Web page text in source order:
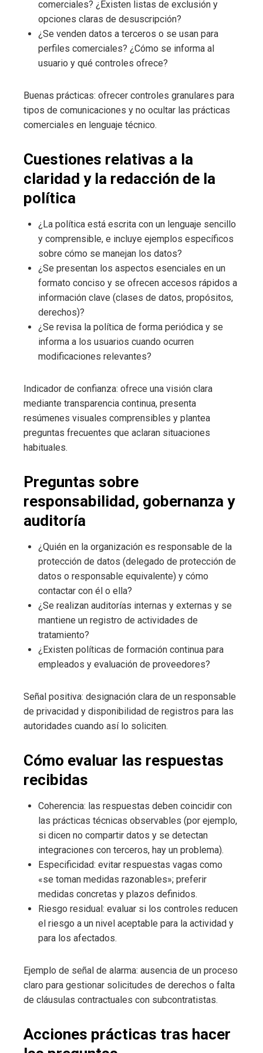
comerciales? ¿Existen listas de exclusión y
opciones claras de desuscripción?
¿Se venden datos a terceros o se usan para
perfiles comerciales? ¿Cómo se informa al
usuario y qué controles ofrece?
Buenas prácticas: ofrecer controles granulares para
tipos de comunicaciones y no ocultar las prácticas
comerciales en lenguaje técnico.
Cuestiones relativas a la
claridad y la redacción de la
política
¿La política está escrita con un lenguaje sencillo
y comprensible, e incluye ejemplos específicos
sobre cómo se manejan los datos?
¿Se presentan los aspectos esenciales en un
formato conciso y se ofrecen accesos rápidos a
información clave (clases de datos, propósitos,
derechos)?
¿Se revisa la política de forma periódica y se
informa a los usuarios cuando ocurren
modificaciones relevantes?
Indicador de confianza: ofrece una visión clara
mediante transparencia continua, presenta
resúmenes visuales comprensibles y plantea
preguntas frecuentes que aclaran situaciones
habituales.
Preguntas sobre
responsabilidad, gobernanza y
auditoría
¿Quién en la organización es responsable de la
protección de datos (delegado de protección de
datos o responsable equivalente) y cómo
contactar con él o ella?
¿Se realizan auditorías internas y externas y se
mantiene un registro de actividades de
tratamiento?
¿Existen políticas de formación continua para
empleados y evaluación de proveedores?
Señal positiva: designación clara de un responsable
de privacidad y disponibilidad de registros para las
autoridades cuando así lo soliciten.
Cómo evaluar las respuestas
recibidas
Coherencia: las respuestas deben coincidir con
las prácticas técnicas observables (por ejemplo,
si dicen no compartir datos y se detectan
integraciones con terceros, hay un problema).
Especificidad: evitar respuestas vagas como
«se toman medidas razonables»; preferir
medidas concretas y plazos definidos.
Riesgo residual: evaluar si los controles reducen
el riesgo a un nivel aceptable para la actividad y
para los afectados.
Ejemplo de señal de alarma: ausencia de un proceso
claro para gestionar solicitudes de derechos o falta
de cláusulas contractuales con subcontratistas.
Acciones prácticas tras hacer